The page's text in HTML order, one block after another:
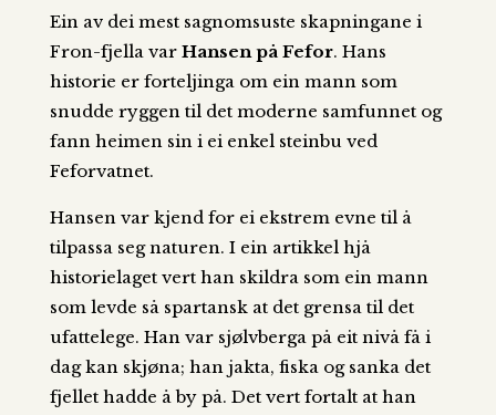
Ein av dei mest sagnomsuste skapningane i
Fron-fjella var Hansen på Fefor. Hans
historie er forteljinga om ein mann som
snudde ryggen til det moderne samfunnet og
fann heimen sin i ei enkel steinbu ved
Feforvatnet.
Hansen var kjend for ei ekstrem evne til å
tilpassa seg naturen. I ein artikkel hjå
historielaget vert han skildra som ein mann
som levde så spartansk at det grensa til det
ufattelege. Han var sjølvberga på eit nivå få i
dag kan skjøna; han jakta, fiska og sanka det
fjellet hadde å by på. Det vert fortalt at han